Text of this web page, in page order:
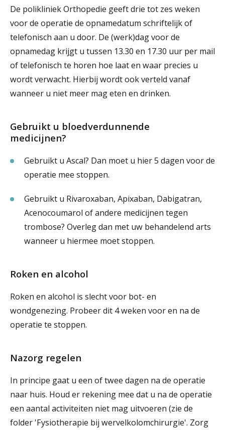
De polikliniek Orthopedie geeft drie tot zes weken
voor de operatie de opnamedatum schriftelijk of
telefonisch aan u door. De (werk)dag voor de
opnamedag krijgt u tussen 13.30 en 17.30 uur per mail
of telefonisch te horen hoe laat en waar precies u
wordt verwacht. Hierbij wordt ook verteld vanaf
wanneer u niet meer mag eten en drinken.
Gebruikt u bloedverdunnende
medicijnen?
Gebruikt u Ascal? Dan moet u hier 5 dagen voor de
operatie mee stoppen.
Gebruikt u Rivaroxaban, Apixaban, Dabigatran,
Acenocoumarol of andere medicijnen tegen
trombose? Overleg dan met uw behandelend arts
wanneer u hiermee moet stoppen.
Roken en alcohol
Roken en alcohol is slecht voor bot- en
wondgenezing. Probeer dit 4 weken voor en na de
operatie te stoppen.
Nazorg regelen
In principe gaat u een of twee dagen na de operatie
naar huis. Houd er rekening mee dat u na de operatie
een aantal activiteiten niet mag uitvoeren (zie de
folder 'Fysiotherapie bij wervelkolomchirurgie'. Zorg